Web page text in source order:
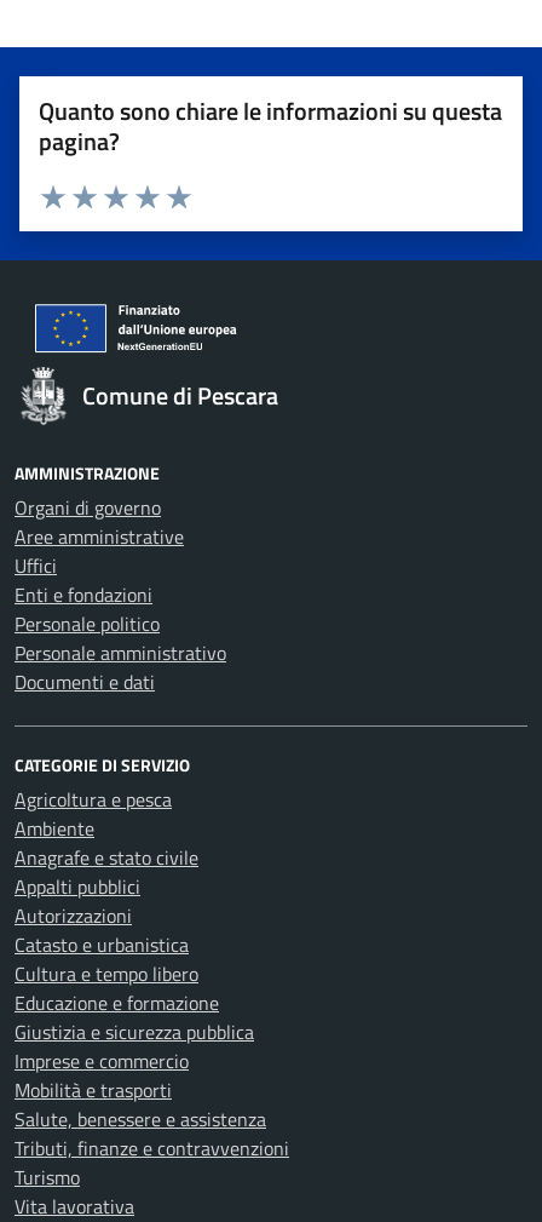
Quanto sono chiare le informazioni su questa
pagina?
Valuta 5 stelle su 5
Valuta 4 stelle su 5
Valuta 3 stelle su 5
Valuta 2 stelle su 5
Valuta 1 stelle su 5
Comune di Pescara
AMMINISTRAZIONE
Organi di governo
Aree amministrative
Uffici
Enti e fondazioni
Personale politico
Personale amministrativo
Documenti e dati
CATEGORIE DI SERVIZIO
Agricoltura e pesca
Ambiente
Anagrafe e stato civile
Appalti pubblici
Autorizzazioni
Catasto e urbanistica
Cultura e tempo libero
Educazione e formazione
Giustizia e sicurezza pubblica
Imprese e commercio
Mobilità e trasporti
Salute, benessere e assistenza
Tributi, finanze e contravvenzioni
Turismo
Vita lavorativa